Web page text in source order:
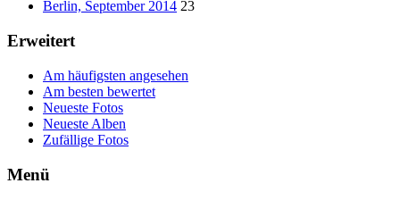
Berlin, September 2014 23
Erweitert
Am häufigsten angesehen
Am besten bewertet
Neueste Fotos
Neueste Alben
Zufällige Fotos
Menü